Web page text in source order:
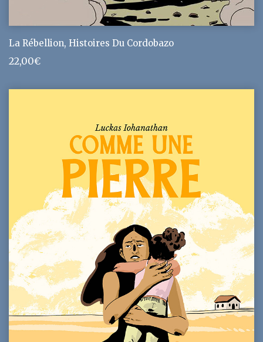
La Rébellion, Histoires Du Cordobazo
22,00€